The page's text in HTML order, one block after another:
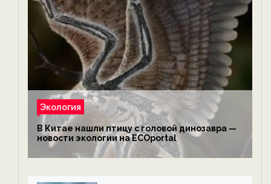
Экология
В Китае нашли птицу с головой динозавра —
новости экологии на ECOportal